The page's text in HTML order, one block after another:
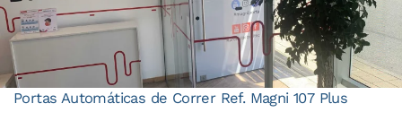
Portas Automáticas de Correr Ref. Magni 107 Plus